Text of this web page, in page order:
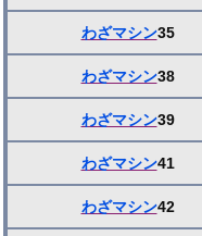
わざマシン35
わざマシン38
わざマシン39
わざマシン41
わざマシン42